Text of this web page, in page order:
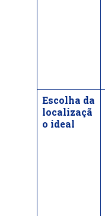
Escolha da
localizaçã
o ideal